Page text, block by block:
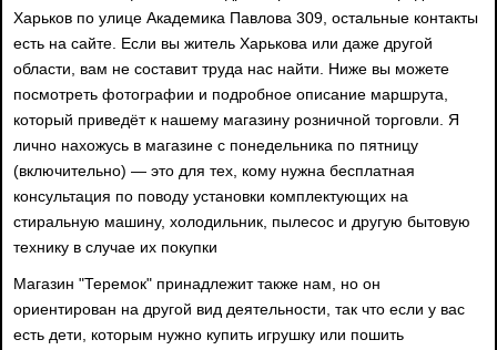
Харьков по улице Академика Павлова 309, остальные контакты
есть на сайте. Если вы житель Харькова или даже другой
области, вам не составит труда нас найти. Ниже вы можете
посмотреть фотографии и подробное описание маршрута,
который приведёт к нашему магазину розничной торговли. Я
лично нахожусь в магазине с понедельника по пятницу
(включительно) — это для тех, кому нужна бесплатная
консультация по поводу установки комплектующих на
стиральную машину, холодильник, пылесос и другую бытовую
технику в случае их покупки
Магазин "Теремок" принадлежит также нам, но он
ориентирован на другой вид деятельности, так что если у вас
есть дети, которым нужно купить игрушку или пошить